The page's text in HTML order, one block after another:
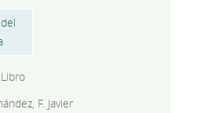
Libro
F. Javier